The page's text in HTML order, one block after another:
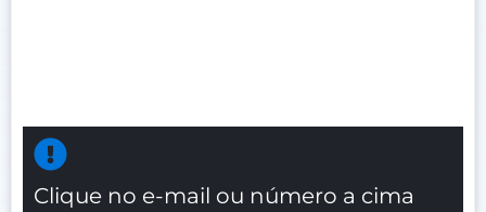
Clique no e-mail ou número a cima